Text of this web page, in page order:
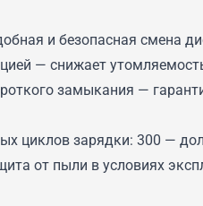
и безопасная смена
— снижает
замыкания —
циклов зарядки: 300 —
от пыли в условиях